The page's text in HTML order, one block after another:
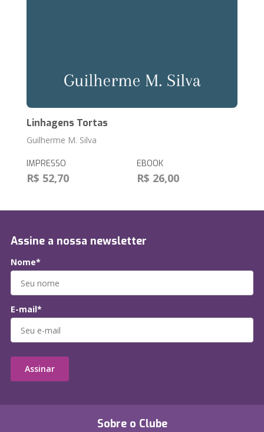
Linhagens Tortas
Guilherme M. Silva
IMPRESSO
R$ 52,70
EBOOK
R$ 26,00
Sobre o Clube
Assine a nossa newsletter
Nome*
E-mail*
Assinar